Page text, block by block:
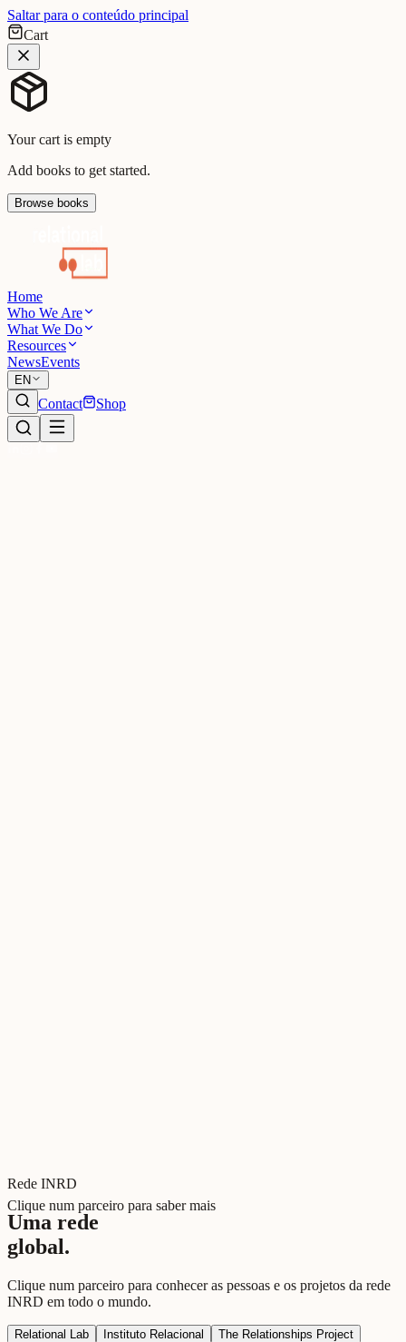
Saltar para o conteúdo principal
Cart
Your cart is empty
Add books to get started.
Browse books
Home
Who We Are
What We Do
Resources
NewsEvents
EN
Contact Shop
Clique num parceiro para saber mais
Rede INRD
Uma rede
global.
Clique num parceiro para conhecer as pessoas e os projetos da rede
INRD em todo o mundo.
Relational Lab Instituto Relacional
The Relationships Project